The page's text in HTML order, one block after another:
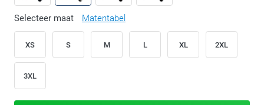
Selecteer maat Matentabel
XS S M L XL 2XL
3XL